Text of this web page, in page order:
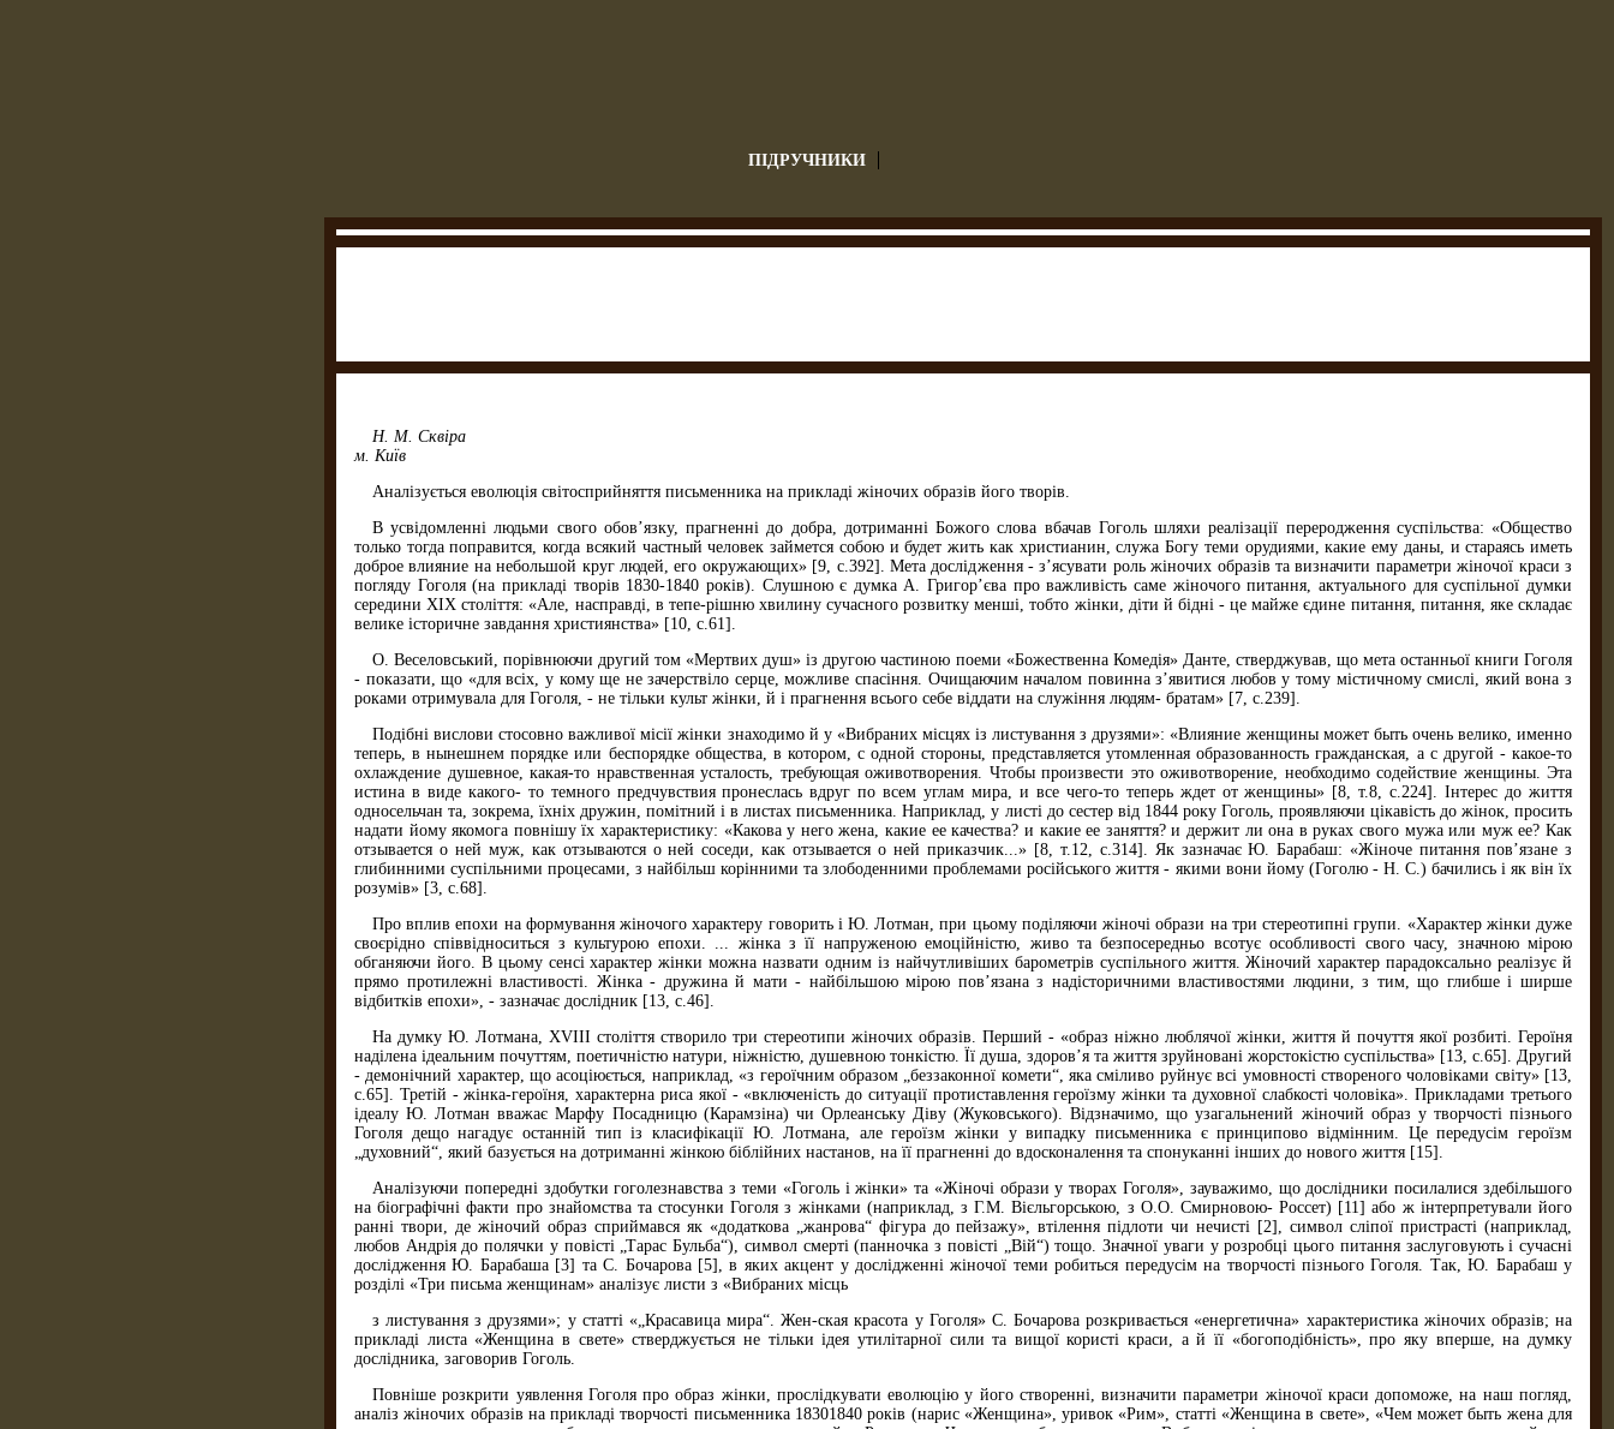
ПІДРУЧНИКИ
Н. М. Сквіра
м. Київ
Аналізується еволюція світосприйняття письменника на прикладі жіночих образів його творів.
В усвідомленні людьми свого обов’язку, прагненні до добра, дотриманні Божого слова вбачав Гоголь шляхи реалізації переродження суспільства: «Общество
только тогда поправится, когда всякий частный человек займется собою и будет жить как христианин, служа Богу теми орудиями, какие ему даны, и стараясь иметь
доброе влияние на небольшой круг людей, его окружающих» [9, с.392]. Мета дослідження - з’ясувати роль жіночих образів та визначити параметри жіночої краси з
погляду Гоголя (на прикладі творів 1830-1840 років). Слушною є думка А. Григор’єва про важливість саме жіночого питання, актуального для суспільної думки
середини XIX століття: «Але, насправді, в тепе-рішню хвилину сучасного розвитку менші, тобто жінки, діти й бідні - це майже єдине питання, питання, яке складає
велике історичне завдання християнства» [10, с.61].
О. Веселовський, порівнюючи другий том «Мертвих душ» із другою частиною поеми «Божественна Комедія» Данте, стверджував, що мета останньої книги Гоголя
- показати, що «для всіх, у кому ще не зачерствіло серце, можливе спасіння. Очищаючим началом повинна з’явитися любов у тому містичному смислі, який вона з
роками отримувала для Гоголя, - не тільки культ жінки, й і прагнення всього себе віддати на служіння людям- братам» [7, с.239].
Подібні вислови стосовно важливої місії жінки знаходимо й у «Вибраних місцях із листування з друзями»: «Влияние женщины может быть очень велико, именно
теперь, в нынешнем порядке или беспорядке общества, в котором, с одной стороны, представляется утомленная образованность гражданская, а с другой - какое-то
охлаждение душевное, какая-то нравственная усталость, требующая оживотворения. Чтобы произвести это оживотворение, необходимо содействие женщины. Эта
истина в виде какого- то темного предчувствия пронеслась вдруг по всем углам мира, и все чего-то теперь ждет от женщины» [8, т.8, с.224]. Інтерес до життя
односельчан та, зокрема, їхніх дружин, помітний і в листах письменника. Наприклад, у листі до сестер від 1844 року Гоголь, проявляючи цікавість до жінок, просить
надати йому якомога повнішу їх характеристику: «Какова у него жена, какие ее качества? и какие ее заняття? и держит ли она в руках свого мужа или муж ее? Как
отзывается о ней муж, как отзываются о ней соседи, как отзывается о ней приказчик...» [8, т.12, с.314]. Як зазначає Ю. Барабаш: «Жіноче питання пов’язане з
глибинними суспільними процесами, з найбільш корінними та злободенними проблемами російського життя - якими вони йому (Гоголю - Н. С.) бачились і як він їх
розумів» [3, с.68].
Про вплив епохи на формування жіночого характеру говорить і Ю. Лотман, при цьому поділяючи жіночі образи на три стереотипні групи. «Характер жінки дуже
своєрідно співвідноситься з культурою епохи. ... жінка з її напруженою емоційністю, живо та безпосередньо всотує особливості свого часу, значною мірою
обганяючи його. В цьому сенсі характер жінки можна назвати одним із найчутливіших барометрів суспільного життя. Жіночий характер парадоксально реалізує й
прямо протилежні властивості. Жінка - дружина й мати - найбільшою мірою пов’язана з надісторичними властивостями людини, з тим, що глибше і ширше
відбитків епохи», - зазначає дослідник [13, с.46].
На думку Ю. Лотмана, XVIII століття створило три стереотипи жіночих образів. Перший - «образ ніжно люблячої жінки, життя й почуття якої розбиті. Героїня
наділена ідеальним почуттям, поетичністю натури, ніжністю, душевною тонкістю. Її душа, здоров’я та життя зруйновані жорстокістю суспільства» [13, с.65]. Другий
- демонічний характер, що асоціюється, наприклад, «з героїчним образом „беззаконної комети“, яка сміливо руйнує всі умовності створеного чоловіками світу» [13,
с.65]. Третій - жінка-героїня, характерна риса якої - «включеність до ситуації протиставлення героїзму жінки та духовної слабкості чоловіка». Прикладами третього
ідеалу Ю. Лотман вважає Марфу Посадницю (Карамзіна) чи Орлеанську Діву (Жуковського). Відзначимо, що узагальнений жіночий образ у творчості пізнього
Гоголя дещо нагадує останній тип із класифікації Ю. Лотмана, але героїзм жінки у випадку письменника є принципово відмінним. Це передусім героїзм
„духовний“, який базується на дотриманні жінкою біблійних настанов, на її прагненні до вдосконалення та спонуканні інших до нового життя [15].
Аналізуючи попередні здобутки гоголезнавства з теми «Гоголь і жінки» та «Жіночі образи у творах Гоголя», зауважимо, що дослідники посилалися здебільшого
на біографічні факти про знайомства та стосунки Гоголя з жінками (наприклад, з Г.М. Вієльгорською, з О.О. Смирновою- Россет) [11] або ж інтерпретували його
ранні твори, де жіночий образ сприймався як «додаткова „жанрова“ фігура до пейзажу», втілення підлоти чи нечисті [2], символ сліпої пристрасті (наприклад,
любов Андрія до полячки у повісті „Тарас Бульба“), символ смерті (панночка з повісті „Вій“) тощо. Значної уваги у розробці цього питання заслуговують і сучасні
дослідження Ю. Барабаша [3] та С. Бочарова [5], в яких акцент у дослідженні жіночої теми робиться передусім на творчості пізнього Гоголя. Так, Ю. Барабаш у
розділі «Три письма женщинам» аналізує листи з «Вибраних місць
з листування з друзями»; у статті «„Красавица мира“. Жен-ская красота у Гоголя» С. Бочарова розкривається «енергетична» характеристика жіночих образів; на
прикладі листа «Женщина в свете» стверджується не тільки ідея утилітарної сили та вищої користі краси, а й її «богоподібність», про яку вперше, на думку
дослідника, заговорив Гоголь.
Повніше розкрити уявлення Гоголя про образ жінки, прослідкувати еволюцію у його створенні, визначити параметри жіночої краси допоможе, на наш погляд,
аналіз жіночих образів на прикладі творчості письменника 18301840 років (нарис «Женщина», уривок «Рим», статті «Женщина в свете», «Чем может быть жена для